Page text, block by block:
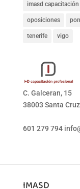
imasd
oposiciones
tenerife vigo
C. Galceran, 15
38003 Santa
601 279 794
IMASD